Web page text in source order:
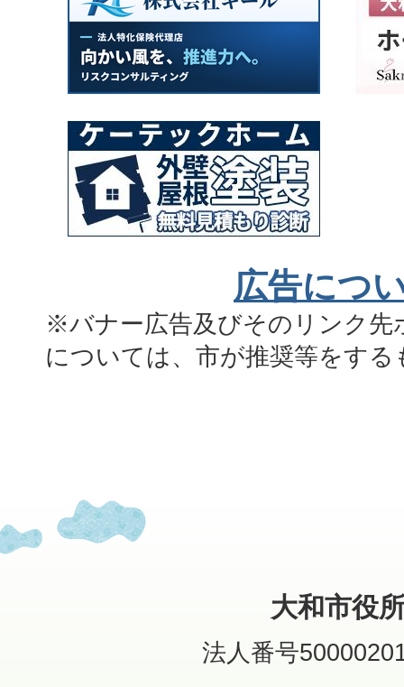
広告につ
※バナー広告及びそのリンク先
については、市が推奨等をす
大和市役
法人番号